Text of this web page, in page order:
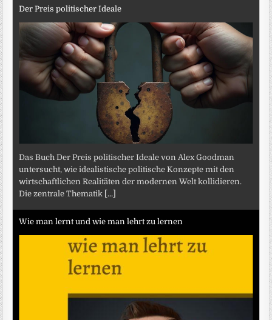
Der Preis politischer Ideale
Das Buch Der Preis politischer Ideale von Alex Goodman
untersucht, wie idealistische politische Konzepte mit den
wirtschaftlichen Realitäten der modernen Welt kollidieren.
Die zentrale Thematik [...]
Wie man lernt und wie man lehrt zu lernen